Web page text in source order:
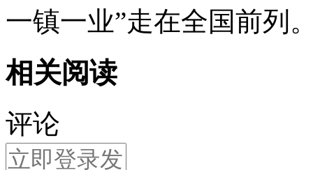
一镇一业”走在全国前列
相关阅读
评论